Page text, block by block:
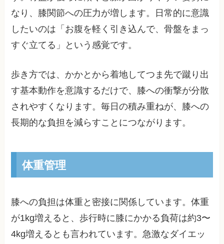
なり、膝関節への圧力が増します。日常的に意識
したいのは「お腹を軽く引き込んで、骨盤をまっ
すぐ立てる」という感覚です。
歩き方では、かかとから着地してつま先で蹴り出
す基本動作を意識するだけで、膝への衝撃が分散
されやすくなります。毎日の積み重ねが、膝への
長期的な負担を減らすことにつながります。
体重管理
膝への負担は体重と密接に関係しています。体重
が1kg増えると、歩行時に膝にかかる負荷は約3〜
4kg増えるとも言われています。急激なダイエッ